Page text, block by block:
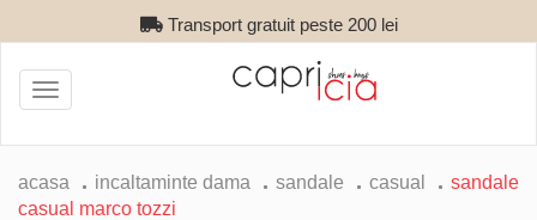
Transport gratuit peste 200 lei
Toggle
navigation
acasa incaltaminte dama sandale casual
sandale
casual marco tozzi